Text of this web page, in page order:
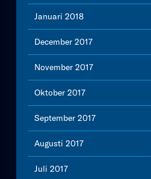
Januari 2018
December 2017
November 2017
Oktober 2017
September 2017
Augusti 2017
Juli 2017